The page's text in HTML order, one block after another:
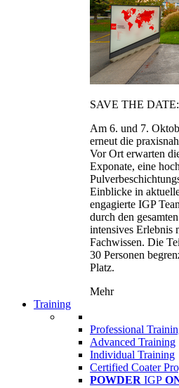
SAVE THE DATE:
Am 6. und 7.
erneut die
Vor Ort erwarten
Exponate, eine
Einblicke in
engagierte IGP
durch den
intensives Erlebnis
Fachwissen. Die
30 Personen
Platz.
Mehr
Training
Professional
Advanced Training
Individual Training
Certified Coater
POWDER IGP